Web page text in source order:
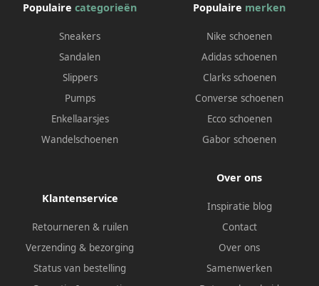
Populaire categorieën
Sneakers
Sandalen
Slippers
Pumps
Enkellaarsjes
Wandelschoenen
Populaire merken
Nike schoenen
Adidas schoenen
Clarks schoenen
Converse schoenen
Ecco schoenen
Gabor schoenen
Klantenservice
Retourneren & ruilen
Verzending & bezorging
Status van bestelling
Over ons
Inspiratie blog
Contact
Over ons
Samenwerken